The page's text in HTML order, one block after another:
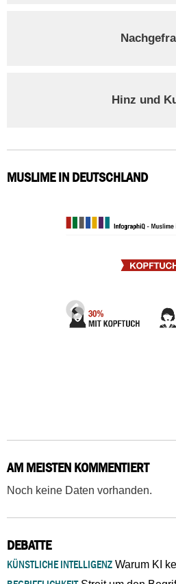
Hinz und
MUSLIME IN DEUTSCHLAND
AM MEISTEN KOMMENTIERT
Noch keine Daten vorhanden.
DEBATTE
KÜNSTLICHE INTELLIGENZ Warum KI